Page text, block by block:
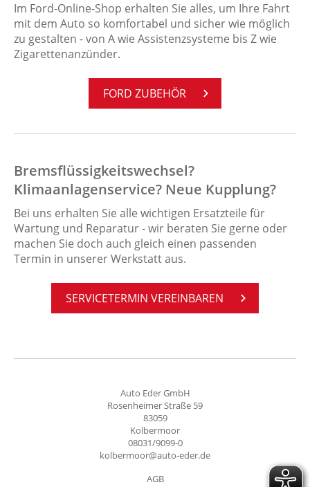
Im Ford-Online-Shop erhalten Sie alles, um Ihre Fahrt
mit dem Auto so komfortabel und sicher wie möglich
zu gestalten - von A wie Assistenzsysteme bis Z wie
Zigarettenanzünder.
FORD ZU­BE­HÖR
Bremsflüssigkeitswechsel?
Klimaanlagenservice? Neue Kupplung?
Bei uns erhalten Sie alle wichtigen Ersatzteile für
Wartung und Reparatur - wir beraten Sie gerne oder
machen Sie doch auch gleich einen passenden
Termin in unserer Werkstatt aus.
SER­VICE­TER­MIN VER­EIN­BA­REN
Auto Eder GmbH
Rosenheimer Straße 59
83059
Kolbermoor
08031/9099-0
kolbermoor@auto-eder.de
AGB